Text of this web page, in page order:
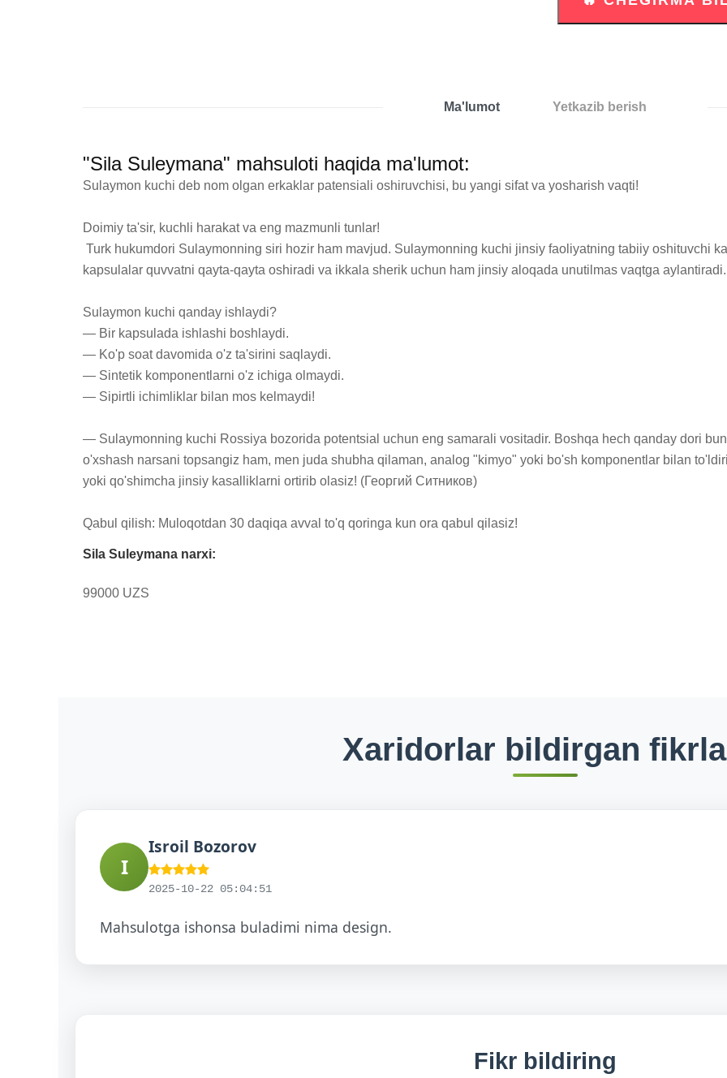
Ma'lumot Yetkazib berish
"Sila Suleymana" mahsuloti haqida ma'lumot:
Sulaymon kuchi deb nom olgan erkaklar patensiali oshiruvchisi, bu yangi sifat va yosharish vaqti!
Doimiy ta'sir, kuchli harakat va eng mazmunli tunlar!
kapsulalar quvvatni qayta-qayta oshiradi va ikkala sherik uchun ham jinsiy aloqada unutilmas vaqtga
Sulaymon kuchi qanday ishlaydi?
— Bir kapsulada ishlashi boshlaydi.
— Ko'p soat davomida o'z ta'sirini saqlaydi.
— Sintetik komponentlarni o'z ichiga olmaydi.
— Sipirtli ichimliklar bilan mos kelmaydi!
— Sulaymonning kuchi Rossiya bozorida potentsial uchun eng samarali vositadir. Boshqa hech qanday dori
o'xshash narsani topsangiz ham, men juda shubha qilaman, analog "kimyo" yoki bo'sh komponentlar bilan
yoki qo'shimcha jinsiy kasalliklarni ortirib olasiz! (Георгий Ситников)
Qabul qilish: Muloqotdan 30 daqiqa avval to'q qoringa kun ora qabul qilasiz!
Sila Suleymana narxi:
99000 UZS
Xaridorlar bildirgan
I
Isroil Bozorov
2025-10-22 05:04:51
Mahsulotga ishonsa buladimi nima design.
Fikr bildiring